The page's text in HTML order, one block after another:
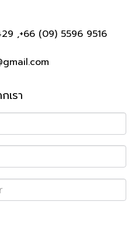
,+66 (09) 5596 9516
เรา